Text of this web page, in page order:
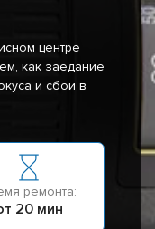
центре
как заедание
и сбои в
ремонта:
20 мин